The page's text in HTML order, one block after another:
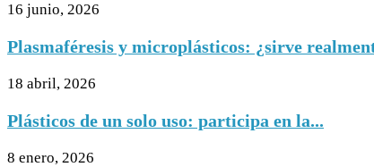
16 junio, 2026
Plasmaféresis y microplásticos: ¿sirve
18 abril, 2026
Plásticos de un solo uso: participa en la...
8 enero, 2026